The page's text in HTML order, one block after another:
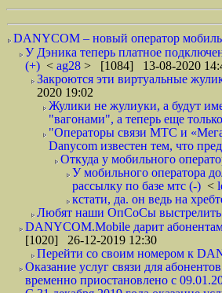
DANYCOM – новый оператор
У Дэника теперь платное
(+) < ag28 > [1084] 13-08-2020
Закроются эти виртуальные
2020 19:02
Жулики не жулиуки, а будут
"вагонами", а теперь еще
"Операторы связи МТС и
Danycom известен тем, что
Откуда у мобильного
У мобильного оператора
рассылку по базе мтс (-) <
кстати, да. он ведь на
Любят наши ОпСоСы выстрелить
DANYCOM.Mobile дарит
[1020] 26-12-2019 12:30
Перейти со своим номером к
Оказание услуг связи для
временно приостановлено с